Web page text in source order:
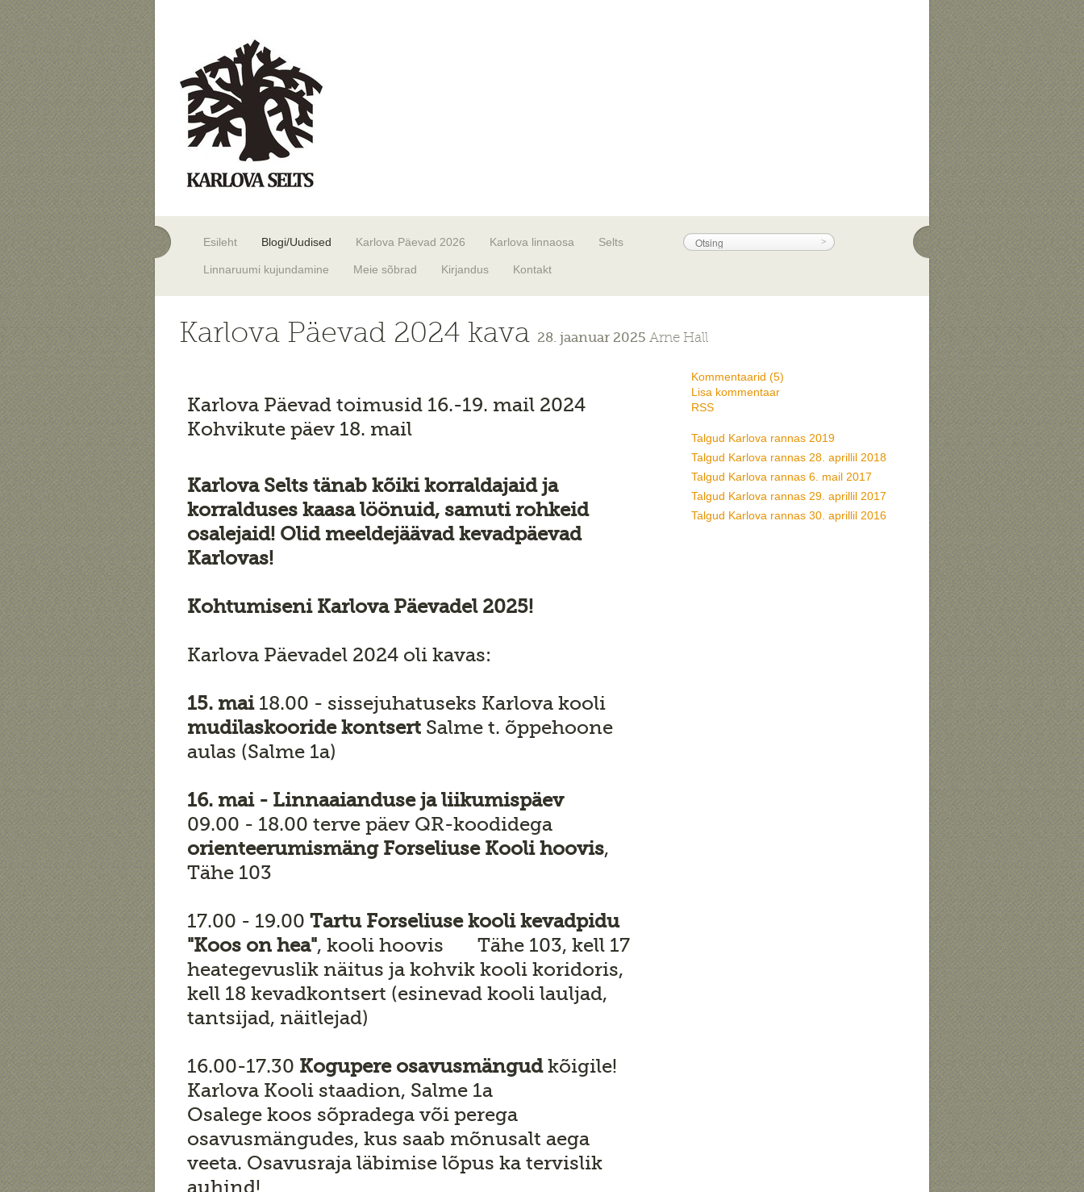
Esileht Blogi/Uudised Karlova Päevad 2026 Karlova linnaosa Selts
Linnaruumi kujundamine Meie sõbrad Kirjandus Kontakt
Karlova Päevad 2024 kava 28. jaanuar 2025 Arne Hall
Karlova Päevad toimusid 16.-19. mail 2024
Kohvikute päev 18. mail
Karlova Selts tänab kõiki korraldajaid ja
korralduses kaasa löönuid, samuti rohkeid
osalejaid! Olid meeldejäävad kevadpäevad
Karlovas!
Kohtumiseni Karlova Päevadel 2025!
Karlova Päevadel 2024 oli kavas:
15. mai 18.00 - sissejuhatuseks Karlova kooli
mudilaskooride kontsert Salme t. õppehoone
aulas (Salme 1a)
16. mai - Linnaaianduse ja liikumispäev
09.00 - 18.00 terve päev QR-koodidega
orienteerumismäng Forseliuse Kooli hoovis,
Tähe 103
17.00 - 19.00Tartu Forseliuse kooli kevadpidu
"Koos on hea", kooli hoovis Tähe 103, kell 17
heategevuslik näitus ja kohvik kooli koridoris,
kell 18 kevadkontsert (esinevad kooli lauljad,
tantsijad, näitlejad)
16.00-17.30 Kogupere osavusmängudkõigile!
Karlova Kooli staadion, Salme 1a
Osalege koos sõpradega või perega
osavusmängudes, kus saab mõnusalt aega
veeta. Osavusraja läbimise lõpus ka tervislik
auhind!
Kommentaarid (5)
Lisa kommentaar
RSS
Talgud Karlova rannas 2019
Talgud Karlova rannas 28. aprillil 2018
Talgud Karlova rannas 6. mail 2017
Talgud Karlova rannas 29. aprillil 2017
Talgud Karlova rannas 30. aprillil 2016